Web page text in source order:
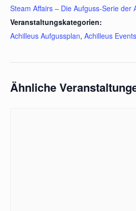
Steam Affairs – Die Aufguss-Serie der
Veranstaltungskategorien:
Achilleus Aufgussplan, Achilleus Events
Ähnliche